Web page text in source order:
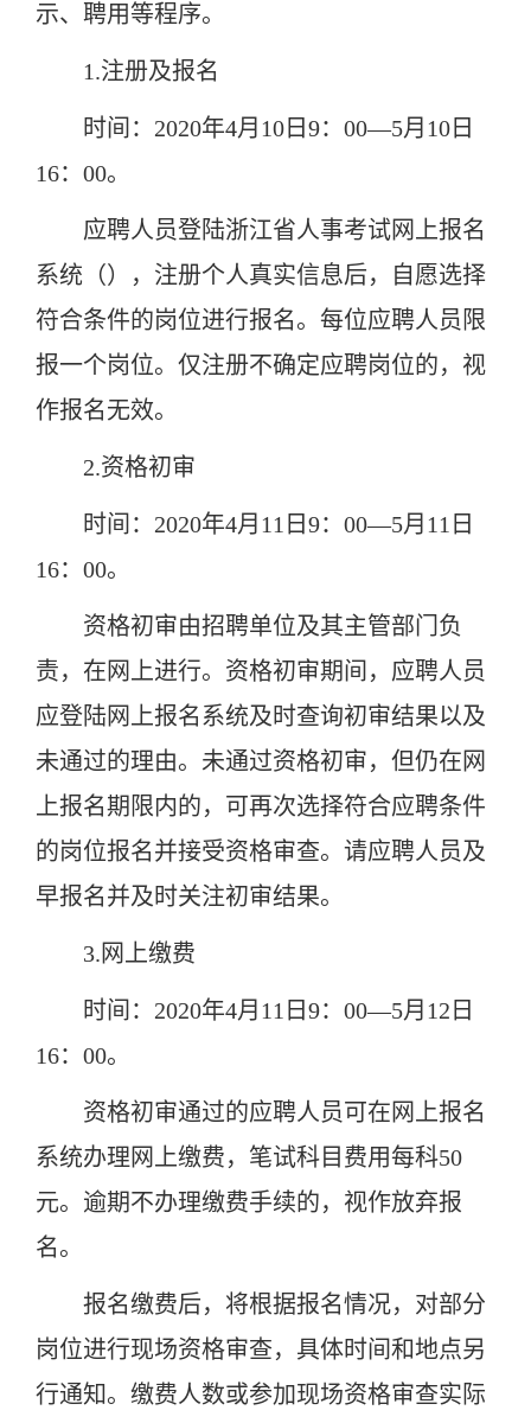
示、聘用等程序。
1.注册及报名
时间：2020年4月10日9：00—5月10日
16：00。
应聘人员登陆浙江省人事考试网上报名
系统（），注册个人真实信息后，自愿选择
符合条件的岗位进行报名。每位应聘人员限
报一个岗位。仅注册不确定应聘岗位的，视
作报名无效。
2.资格初审
时间：2020年4月11日9：00—5月11日
16：00。
资格初审由招聘单位及其主管部门负
责，在网上进行。资格初审期间，应聘人员
应登陆网上报名系统及时查询初审结果以及
未通过的理由。未通过资格初审，但仍在网
上报名期限内的，可再次选择符合应聘条件
的岗位报名并接受资格审查。请应聘人员及
早报名并及 时关注初审结果。
3.网上缴费
时间：2020年4月11日9：00—5月12日
16：00。
资格初审通过的应聘人员可在网上报名
系统办理网上缴费，笔试科目费用每科50
元。逾期不办理缴费手续的，视作放弃报
名。
报名缴费后，将根据报名情况，对部分
岗位进行现场资格审查，具体时间和地点另
行通知。缴费人数或参加现场资格审查实际